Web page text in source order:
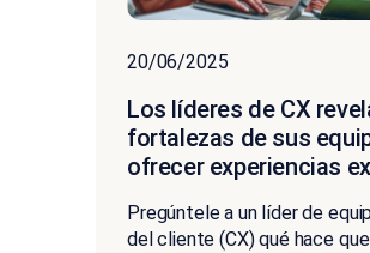
20/06/2025
Los líderes de CX
fortalezas de sus
ofrecer experiencias
Pregúntele a un líder de
del cliente (CX) qué hace